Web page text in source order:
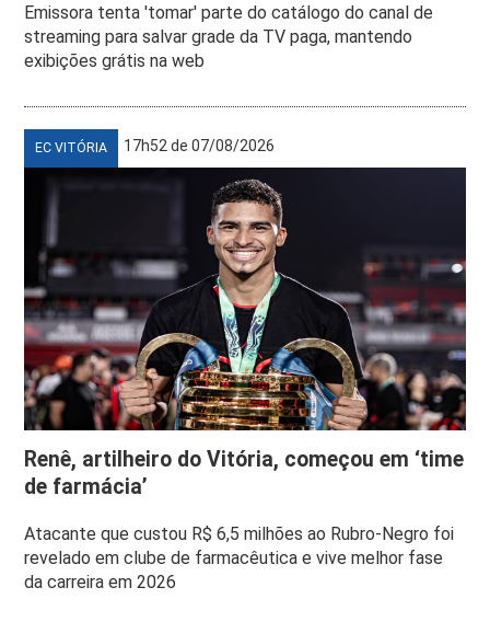
Emissora tenta 'tomar' parte do catálogo do canal de
streaming para salvar grade da TV paga, mantendo
exibições grátis na web
EC VITÓRIA 17h52 de 07/08/2026
Renê, artilheiro do Vitória, começou em ‘time
de farmácia’
Atacante que custou R$ 6,5 milhões ao Rubro-Negro foi
revelado em clube de farmacêutica e vive melhor fase
da carreira em 2026